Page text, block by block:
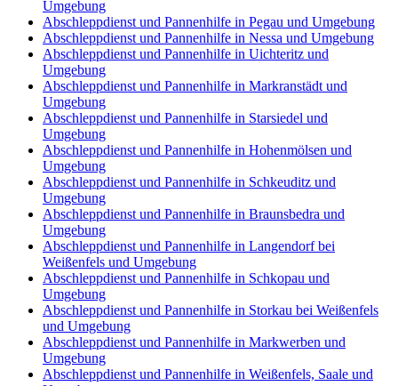
Umgebung
Abschleppdienst und Pannenhilfe in Pegau und Umgebung
Abschleppdienst und Pannenhilfe in Nessa und Umgebung
Abschleppdienst und Pannenhilfe in Uichteritz und
Umgebung
Abschleppdienst und Pannenhilfe in Markranstädt und
Umgebung
Abschleppdienst und Pannenhilfe in Starsiedel und
Umgebung
Abschleppdienst und Pannenhilfe in Hohenmölsen und
Umgebung
Abschleppdienst und Pannenhilfe in Schkeuditz und
Umgebung
Abschleppdienst und Pannenhilfe in Braunsbedra und
Umgebung
Abschleppdienst und Pannenhilfe in Langendorf bei
Weißenfels und Umgebung
Abschleppdienst und Pannenhilfe in Schkopau und
Umgebung
Abschleppdienst und Pannenhilfe in Storkau bei Weißenfels
und Umgebung
Abschleppdienst und Pannenhilfe in Markwerben und
Umgebung
Abschleppdienst und Pannenhilfe in Weißenfels, Saale und